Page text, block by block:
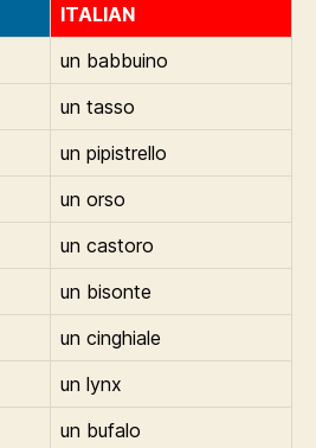
ITALIAN
un babbuino
un tasso
un pipistrello
un orso
un castoro
un bisonte
un cinghiale
un lynx
un bufalo